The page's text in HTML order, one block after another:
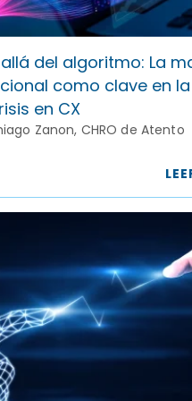
del algoritmo: La
como clave en
en CX
Zanon, CHRO de Atento